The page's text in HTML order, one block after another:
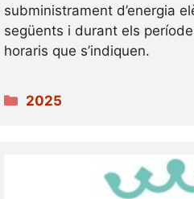
subministrament d’energia
següents i durant els
horaris que s’indiquen.
Categories
2025